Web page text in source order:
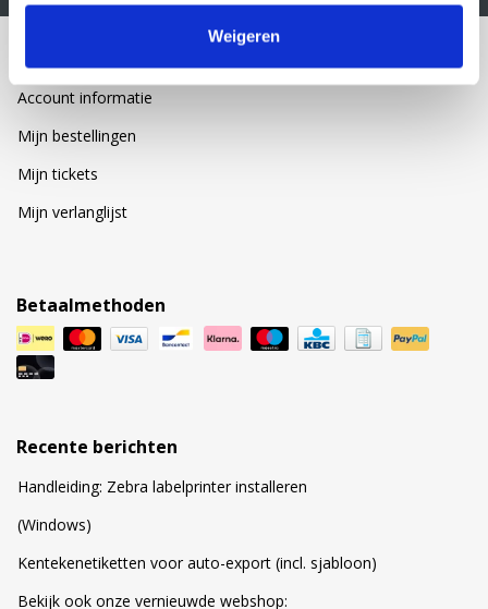
Weigeren
Account informatie
Mijn bestellingen
Mijn tickets
Mijn verlanglijst
Betaalmethoden
Recente berichten
Handleiding: Zebra labelprinter installeren
(Windows)
Kentekenetiketten voor auto-export (incl. sjabloon)
Bekijk ook onze vernieuwde webshop: